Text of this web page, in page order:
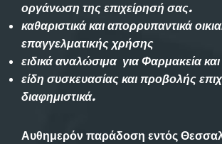
οργάνωση της επιχείρησή σας.
καθαριστικά και απορρυπαντικά
επαγγελματικής χρήσης
ειδικά αναλώσιμα για Φαρμακεία
είδη συσκευασίας και προβολής
διαφημιστικά.
Αυθημερόν παράδοση εντός